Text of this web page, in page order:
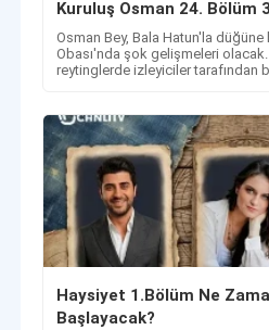
Kuruluş Osman 24. Bölüm
Osman Bey, Bala Hatun'la düğüne
Obası'nda şok gelişmeleri olacak.
reytinglerde izleyiciler tarafından
Haysiyet 1.Bölüm Ne
Başlayacak?